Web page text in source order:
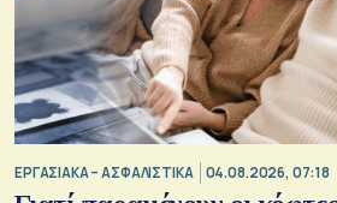
ΕΡΓΑΣΙΑΚΑ – ΑΣΦΑΛΙΣΤΙΚΑ 04.08.2026, 07:18